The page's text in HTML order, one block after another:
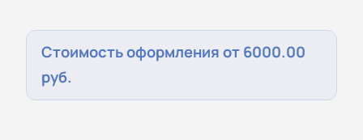
Стоимость оформления от 6000.00
руб.